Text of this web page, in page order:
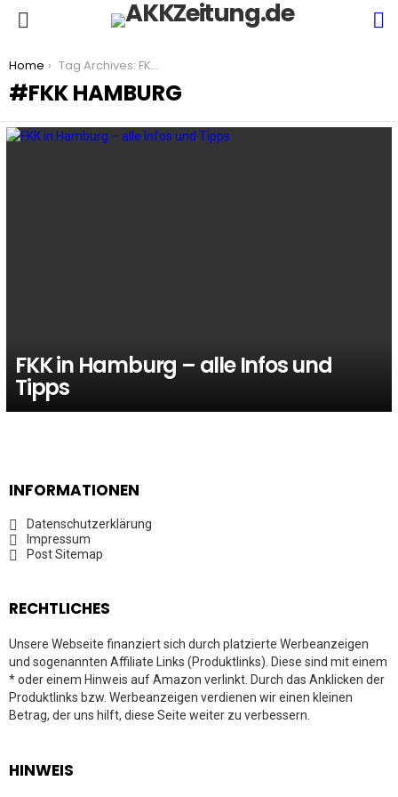
You are here:
Home Tag Archives: FKK Hamburg
FKK HAMBURG
FKK in Hamburg – alle Infos und
Tipps
INFORMATIONEN
Datenschutzerklärung
Impressum
Post Sitemap
RECHTLICHES
Unsere Webseite finanziert sich durch platzierte Werbeanzeigen
und sogenannten Affiliate Links (Produktlinks). Diese sind mit einem
* oder einem Hinweis auf Amazon verlinkt. Durch das Anklicken der
Produktlinks bzw. Werbeanzeigen verdienen wir einen kleinen
Betrag, der uns hilft, diese Seite weiter zu verbessern.
HINWEIS